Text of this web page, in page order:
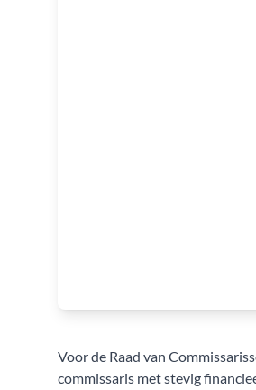
Voor de Raad van
commissaris met stevig